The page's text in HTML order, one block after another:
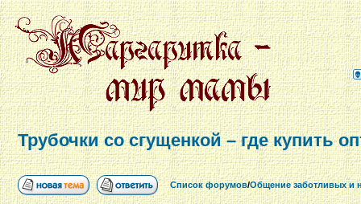
Трубочки со сгущенкой – где купить
Список форумов/Общение заботливых и